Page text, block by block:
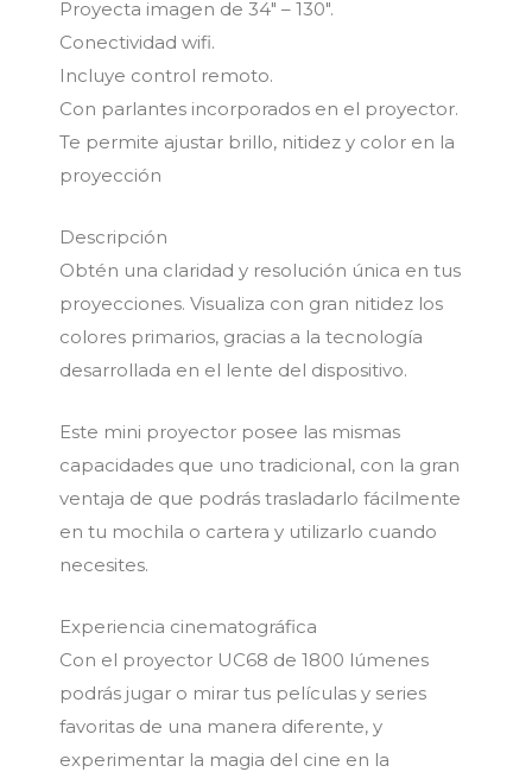
Proyecta imagen de 34″ – 130″.
Conectividad wifi.
Incluye control remoto.
Con parlantes incorporados en el proyector.
Te permite ajustar brillo, nitidez y color en la
proyección
Descripción
Obtén una claridad y resolución única en tus
proyecciones. Visualiza con gran nitidez los
colores primarios, gracias a la tecnología
desarrollada en el lente del dispositivo.
Este mini proyector posee las mismas
capacidades que uno tradicional, con la gran
ventaja de que podrás trasladarlo fácilmente
en tu mochila o cartera y utilizarlo cuando
necesites.
Experiencia cinematográfica
Con el proyector UC68 de 1800 lúmenes
podrás jugar o mirar tus películas y series
favoritas de una manera diferente, y
experimentar la magia del cine en la